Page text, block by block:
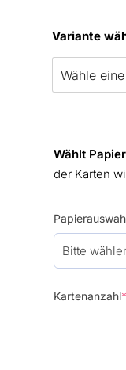
Variante
Wählt
der Karten
Kartenanzahl*